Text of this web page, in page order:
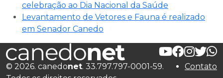
celebração ao Dia Nacional da Saúde
Levantamento de Vetores e Fauna é realizado
em Senador Canedo
© 2026. canedonet. 33.797.797-0001-59.
Contato